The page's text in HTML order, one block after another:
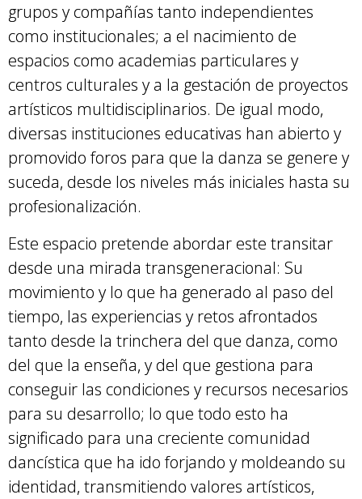
grupos y compañías tanto independientes
como institucionales; a el nacimiento de
espacios como academias particulares y
centros culturales y a la gestación de proyectos
artísticos multidisciplinarios. De igual modo,
diversas instituciones educativas han abierto y
promovido foros para que la danza se genere y
suceda, desde los niveles más iniciales hasta su
profesionalización.
Este espacio pretende abordar este transitar
desde una mirada transgeneracional: Su
movimiento y lo que ha generado al paso del
tiempo, las experiencias y retos afrontados
tanto desde la trinchera del que danza, como
del que la enseña, y del que gestiona para
conseguir las condiciones y recursos necesarios
para su desarrollo; lo que todo esto ha
significado para una creciente comunidad
dancística que ha ido forjando y moldeando su
identidad, transmitiendo valores artísticos,